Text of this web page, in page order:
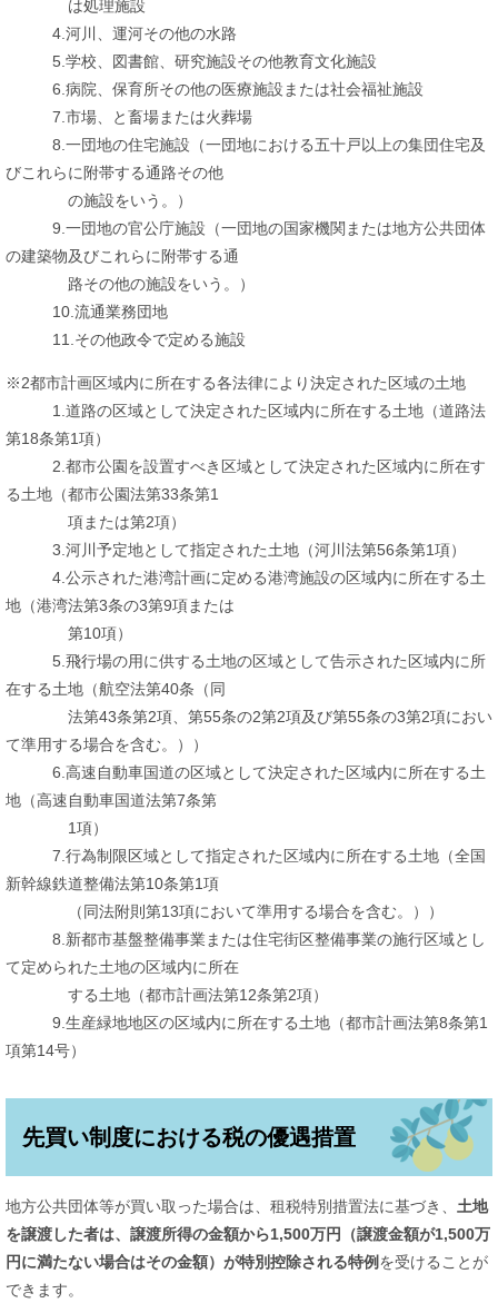
は処理施設
4.河川、運河その他の水路
5.学校、図書館、研究施設その他教育文化施設
6.病院、保育所その他の医療施設または社会福祉施設
7.市場、と畜場または火葬場
8.一団地の住宅施設（一団地における五十戸以上の集団住宅及
びこれらに附帯する通路その他
の施設をいう。）
9.一団地の官公庁施設（一団地の国家機関または地方公共団体
の建築物及びこれらに附帯する通
路その他の施設をいう。）
10.流通業務団地
11.その他政令で定める施設
※2都市計画区域内に所在する各法律により決定された区域の土地
1.道路の区域として決定された区域内に所在する土地（道路法
第18条第1項）
2.都市公園を設置すべき区域として決定された区域内に所在す
る土地（都市公園法第33条第1
項または第2項）
3.河川予定地として指定された土地（河川法第56条第1項）
4.公示された港湾計画に定める港湾施設の区域内に所在する土
地（港湾法第3条の3第9項または
第10項）
5.飛行場の用に供する土地の区域として告示された区域内に所
在する土地（航空法第40条（同
法第43条第2項、第55条の2第2項及び第55条の3第2項におい
て準用する場合を含む。））
6.高速自動車国道の区域として決定された区域内に所在する土
地（高速自動車国道法第7条第
1項）
7.行為制限区域として指定された区域内に所在する土地（全国
新幹線鉄道整備法第10条第1項
（同法附則第13項において準用する場合を含む。））
8.新都市基盤整備事業または住宅街区整備事業の施行区域とし
て定められた土地の区域内に所在
する土地（都市計画法第12条第2項）
9.生産緑地地区の区域内に所在する土地（都市計画法第8条第1
項第14号）
先買い制度における税の優遇措置
地方公共団体等が買い取った場合は、租税特別措置法に基づき、 土地
を譲渡した者は、譲渡所得の金額から1,500万円（譲渡金額が1,500万
円に満たない場合はその金額）が特別控除される特例を受けることが
できます。